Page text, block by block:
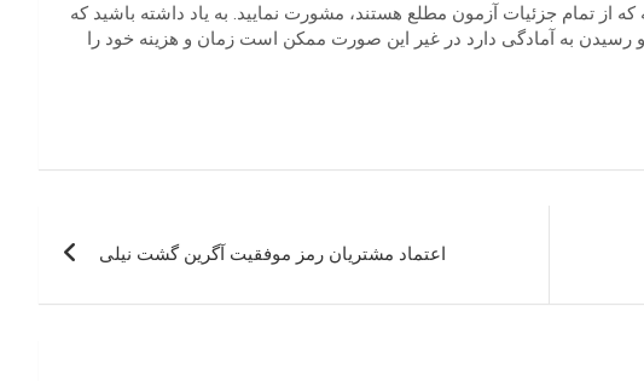
از تمام جزئیات آزمون مطلع هستند، مشورت نمایید. به یاد داشته باشید که
رسیدن به آمادگی دارد در غیر این صورت ممکن است زمان و هزینه خود را
اعتماد مشتریان رمز موفقیت آگرین گشت نیلی